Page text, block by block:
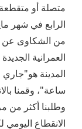
متصلة أو متقطعة
الرابع في شهر
العمرانية
وطلبنا أكثر من
الانقطاع اليومي